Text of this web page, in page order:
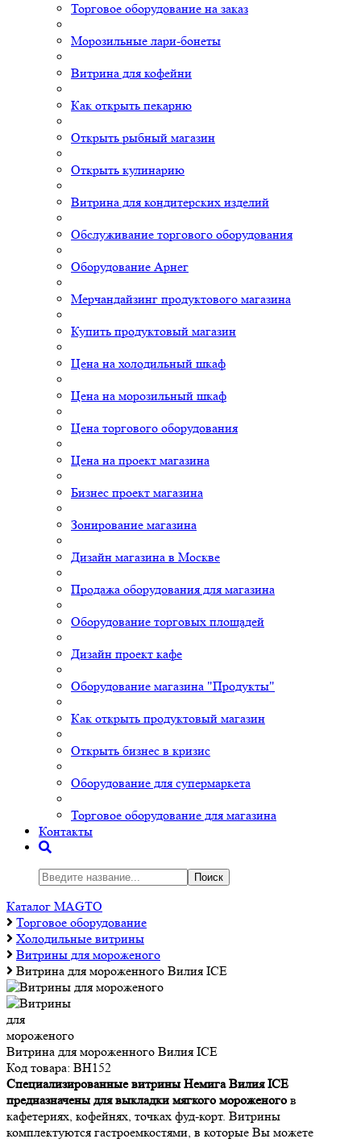
Торговое оборудование на заказ
Морозильные лари-бонеты
Витрина для кофейни
Как открыть пекарню
Открыть рыбный магазин
Открыть кулинарию
Витрина для кондитерских изделий
Обслуживание торгового оборудования
Оборудование Арнег
Мерчандайзинг продуктового магазина
Купить продуктовый магазин
Цена на холодильный шкаф
Цена на морозильный шкаф
Цена торгового оборудования
Цена на проект магазина
Бизнес проект магазина
Зонирование магазина
Дизайн магазина в Москве
Продажа оборудования для магазина
Оборудование торговых площадей
Дизайн проект кафе
Оборудование магазина "Продукты"
Как открыть продуктовый магазин
Открыть бизнес в кризис
Оборудование для супермаркета
Торговое оборудование для магазина
Контакты
Поиск
Каталог MAGTO
Торговое оборудованиe
Холодильные витрины
Витрины для мороженого
Витрина для мороженного Вилия ICE
Витрина для мороженного Вилия ICE
Код товара: ВН152
Специализированные витрины Немига Вилия ICE
предназначены для выкладки мягкого мороженого в
кафетериях, кофейнях, точках фуд-корт. Витрины
комплектуются гастроемкостями, в которые Вы можете